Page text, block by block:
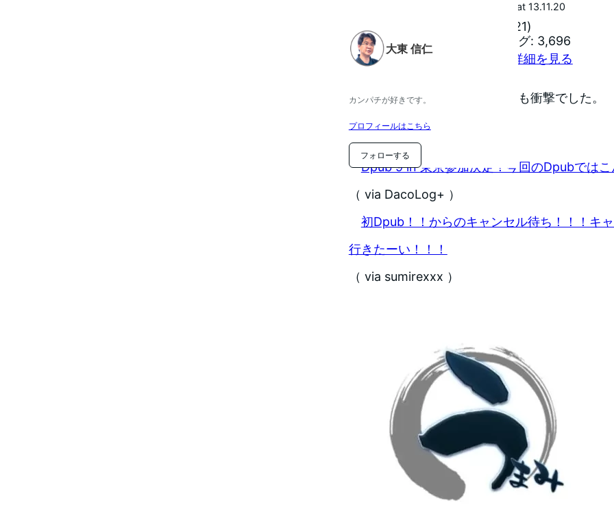
大東 信仁
カンパチが好きです。
プロフィールはこちら
フォローする
at 13.11.20
任天堂 (1990-11-21)
売り上げランキング: 3,696
Amazon.co.jpで詳細を見る
F-ZEROはグラフィックも音楽も衝撃でした。
イベント
Dpub 9 in 東京参加決定！今回のDpubでは
（ via DacoLog+ ）
初Dpub！！からのキャンセル待ち！！！キ
行きたーい！！！
（ via sumirexxx ）